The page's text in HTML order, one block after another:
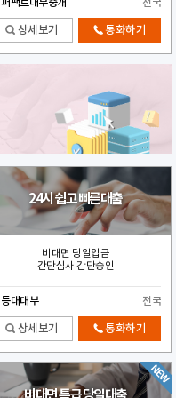
퍼팩트대부중개 전국
상세보기 통화하기
24시 쉽고 빠른대출
비대면 당일입금
간단심사 간단승인
등대대부 전국
상세보기 통화하기